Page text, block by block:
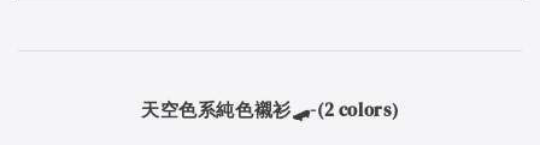
天空色系純色襯衫🛹-(2 colors)